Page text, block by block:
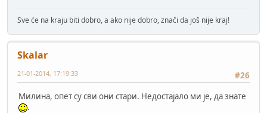
Sve će na kraju biti dobro, a ako nije dobro, znači da još nije kraj!
Skalar
#26
21-01-2014, 17:19:33
Милина, опет су сви они стари. Недостајало ми је, да знате
.